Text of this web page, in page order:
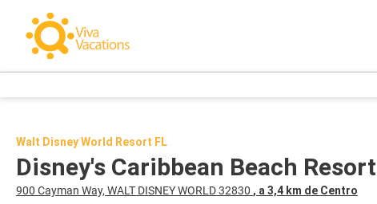
Walt Disney World Resort FL
Disney's Caribbean Beach Resort
900 Cayman Way, WALT DISNEY WORLD 32830 , a 3,4 km de Centro